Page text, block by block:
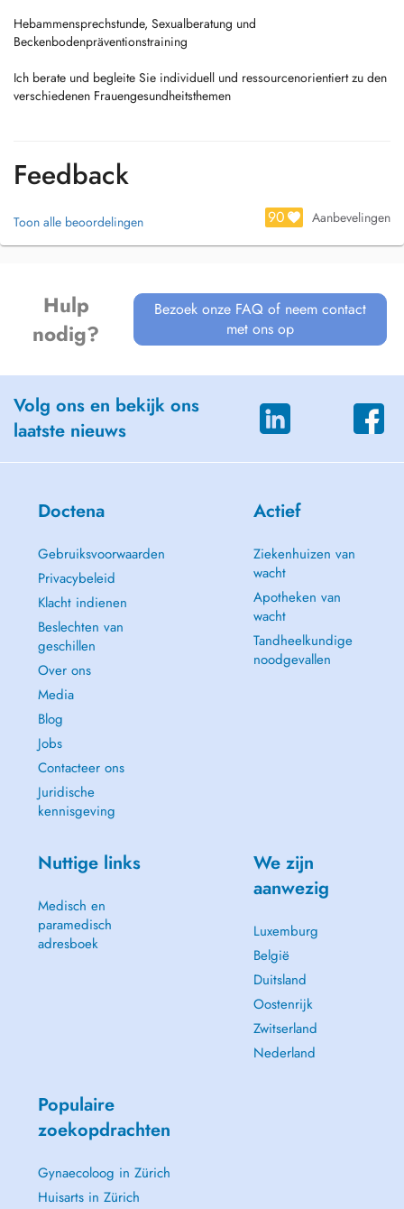
Hebammensprechstunde, Sexualberatung und
Beckenbodenpräventionstraining
Ich berate und begleite Sie individuell und ressourcenorientiert zu den
verschiedenen Frauengesundheitsthemen
Feedback
Toon alle beoordelingen 90 Aanbevelingen
Hulp
nodig?
Bezoek onze FAQ of neem contact
met ons op
Volg ons en bekijk ons
laatste nieuws
Doctena
Gebruiksvoorwaarden
Privacybeleid
Klacht indienen
Beslechten van
geschillen
Over ons
Media
Blog
Jobs
Contacteer ons
Juridische
kennisgeving
Actief
Ziekenhuizen van
wacht
Apotheken van
wacht
Tandheelkundige
noodgevallen
Nuttige links
Medisch en
paramedisch
adresboek
We zijn
aanwezig
Luxemburg
België
Duitsland
Oostenrijk
Zwitserland
Nederland
Populaire
zoekopdrachten
Gynaecoloog in Zürich
Huisarts in Zürich